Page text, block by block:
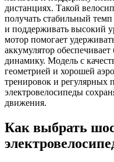
дистанциях. Такой
получать стабильный
и поддерживать высокий
мотор помогает
аккумулятор
динамику. Модель с
геометрией и хорошей
тренировок и регулярных
электровелосипеды
движения.
Как выбрать